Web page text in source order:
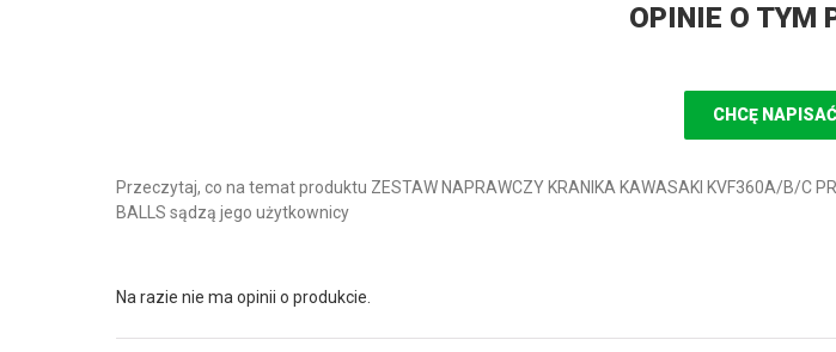
OPINIE O TYM
CHCĘ
Przeczytaj, co na temat produktu ZESTAW NAPRAWCZY KRANIKA KAWASAKI KVF360A/B/C
BALLS sądzą jego użytkownicy
Na razie nie ma opinii o produkcie.